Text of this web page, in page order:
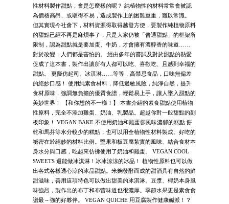
性材料製作甜點，會是怎麼樣的呢？ 純植物性的材料常常會被認
為價格高昂、或取得不易，造成製作上的困難重重，難以常識。
但其實現今社會下，材料資源得取得越發方便，要製作純植物原料
的甜點已經不再是麻煩事了，只是大家仍被「普通甜點」的框架所
限制，認為甜點就是要加蛋、牛奶，才會擁有濃醇香的味道……
對於改變，人們都是害怕的。 經由多年的嘗試及對於甜點的熱愛
促成了這本書，製作出讓所有人都可以吃、喜歡吃、且感到幸福的
甜點。 更擬仿起司、冰淇淋……等等，高禁忌食品，口味無偏差
的絕妙口感！ 使用純素食材料，降低過敏風險，純淨自然，提升
食材原味，強調無負擔的優質食譜，輕鬆易上手，讓人墜入甜點的
美妙世界！ 【和你想的不一樣！】 本書介紹的素食甜點使用植物
性原料，完全不添加雞蛋、奶油、乳製品。超越你對一般甜點的刻
板印象！ VEGAN BAKE 不使用奶油和雞蛋卻風味濃郁的糕點 餅
乾和馬芬等水分較少的糕點，也可以用全植物性材料製成。好吃的
祕密在於絕妙的材料比例。堅果和板豆腐紮實的風味、結合食材本
身水分與口感，吃起來彷彿使用了奶油和雞蛋。 VEGAN COOL
SWEETS 還能做冰淇淋！冰冰涼涼的冰品！ 植物性原料也可以做
出各式各樣透心涼的冰品甜點。米麴發酵而成的甜酒具有自然的鮮
甜滋味，善用這項特色可以做出甜美的冰淇淋。豆漿、椰奶本身風
味強烈，製作出的布丁和布蕾味道也很濃厚。季節水果更是素食食
譜最～強的好夥伴。 VEGAN QUICHE 用豆腐製作健康鹹派！？